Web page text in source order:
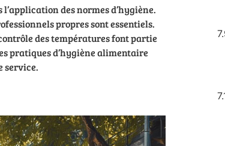
des normes d’hygiène.
propres sont essentiels.
des températures font partie
pratiques d’hygiène alimentaire
service.